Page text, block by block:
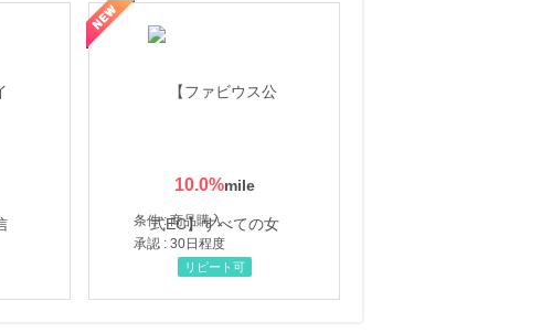
10.0%
条件 : 商品購入
承認 : 30日程度
リピート可